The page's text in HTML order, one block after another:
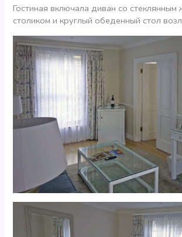
Гостиная включала диван со
столиком и круглый обеденный стол